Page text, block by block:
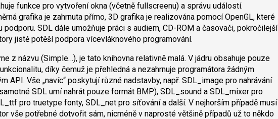
funkce pro vytvoření okna (včetně fullscreenu) a správu událostí.
grafika je zahrnuta přímo, 3D grafika je realizována pomocí OpenGL, které
podporu. SDL dále umožňuje práci s audiem, CD-ROM a časovači, pokročilejší
jistě potěší podpora vícevláknového programování.
z názvu (Simple…), je tato knihovna relativně malá. V jádru obsahuje pouze
díky čemuž je přehledná a nezahrnuje programátora žádným
API. Vše „navíc“ poskytují různé nadstavby, např. SDL_image pro nahrávání
SDL umí nahrát pouze formát BMP), SDL_sound a SDL_mixer pro
pro truetype fonty, SDL_net pro síťování a další. V nejhorším případě musí
vše potřebné dotvořit sám, nicméně v naprosté většině případů už to někdo